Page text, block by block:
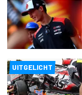
UITGELICHT